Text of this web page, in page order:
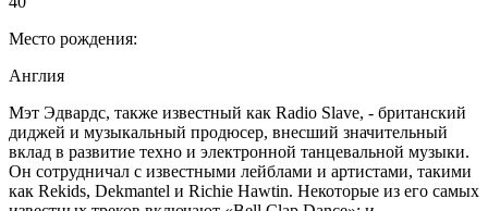
Место рождения:
Англия
Мэт Эдвардс, также известный как Radio Slave, - британский
диджей и музыкальный продюсер, внесший значительный
вклад в развитие техно и электронной танцевальной музыки.
Он сотрудничал с известными лейблами и артистами, такими
как Rekids, Dekmantel и Richie Hawtin. Некоторые из его самых